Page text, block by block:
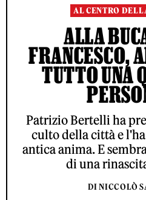
AL CENTRO
ALLA
FRANCESCO,
TUTTO UNA
Patrizio Bertelli ha
culto della città e
antica anima. E
di una
DI NICCOLÒ